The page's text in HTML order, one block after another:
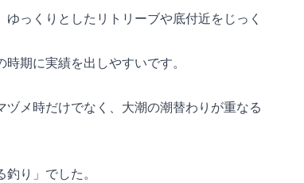
っくりとしたリトリーブや底付近をじっく
期に実績を出しやすいです。
メ時だけでなく、大潮の潮替わりが重なる
り」でした。